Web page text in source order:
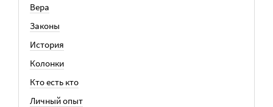
Вера
Законы
История
Колонки
Кто есть кто
Личный опыт